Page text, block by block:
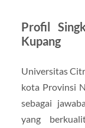
Profil
Kupang
Universitas
kota Provinsi
sebagai
yang